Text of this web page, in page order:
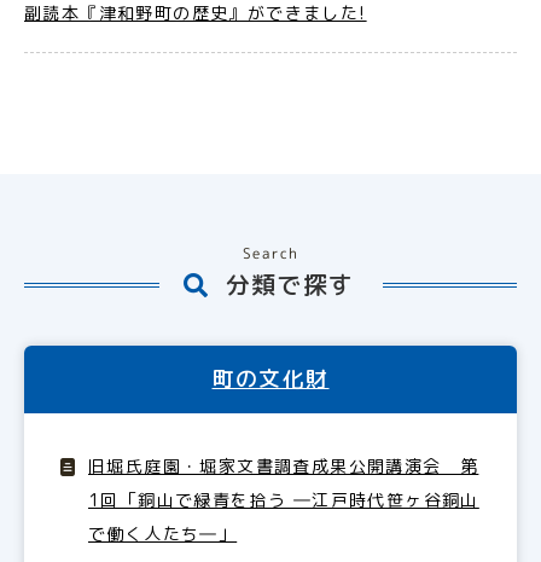
副読本『津和野町の歴史』ができました!
Search
分類で探す
町の文化財
旧堀氏庭園・堀家文書調査成果公開講演会 第
1回「銅山で緑青を拾う ―江戸時代笹ヶ谷銅山
で働く人たち―」